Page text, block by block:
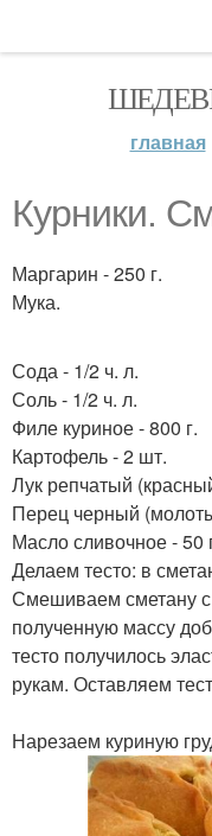
главная
Курники.
Маргарин - 250 г.
Мука.
Сода - 1/2 ч. л.
Соль - 1/2 ч. л.
Филе куриное - 800 г.
Картофель - 2 шт.
Лук репчатый
Перец черный
Масло сливочное - 50
Делаем тесто: в
Смешиваем сметану
полученную массу
тесто получилось
рукам. Оставляем
Нарезаем куриную